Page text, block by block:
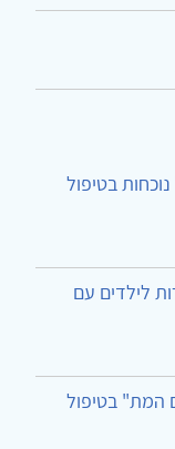
בטיפול
לילדים עם
המת" בטיפול